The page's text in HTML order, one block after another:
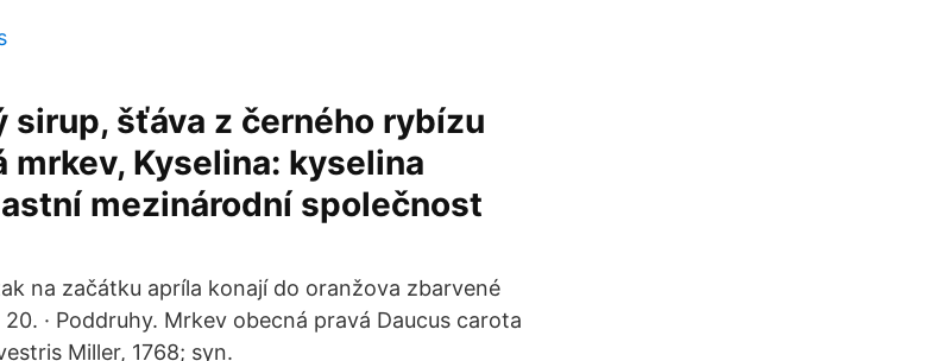
šťáva z černého rybízu
mrkev, Kyselina: kyselina
mezinárodní společnost
na začátku apríla konají do oranžova zbarvené
· Poddruhy. Mrkev obecná pravá Daucus carota
Miller, 1768; syn.